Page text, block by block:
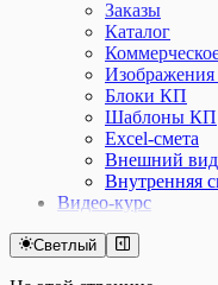
Заказы
Каталог
Блоки КП
Шаблоны КП
Excel-смета
Внешний
Внутренняя
Видео-курс
Светлый